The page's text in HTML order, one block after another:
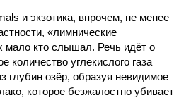
и экзотика, впрочем, не менее
«лимнические
мало кто слышал. Речь идёт о
количество углекислого газа
глубин озёр, образуя невидимое
которое безжалостно убивает